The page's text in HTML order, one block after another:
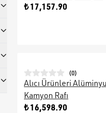
₺ 17,157.90
(0)
Alıcı Ürünleri
Kamyon Rafı
₺ 16,598.90